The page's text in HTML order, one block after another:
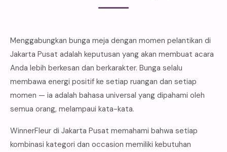
Menggabungkan bunga meja dengan momen pelantikan di
Jakarta Pusat adalah keputusan yang akan membuat acara
Anda lebih berkesan dan berkarakter. Bunga selalu
membawa energi positif ke setiap ruangan dan setiap
momen — ia adalah bahasa universal yang dipahami oleh
semua orang, melampaui kata-kata.
WinnerFleur di Jakarta Pusat memahami bahwa setiap
kombinasi kategori dan occasion memiliki kebutuhan